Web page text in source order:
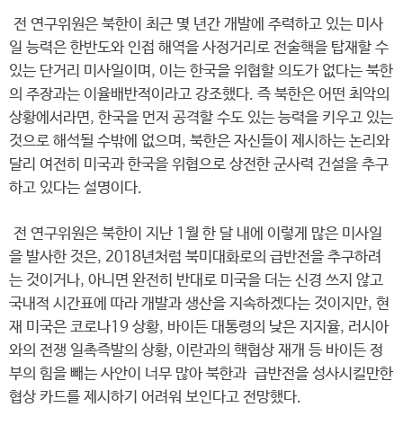
전 연구위원은 북한이 최근 몇 년간 개발에 주력하고 있는 미사
일 능력은 한반도와 인접 해역을 사정거리로 전술핵을 탑재할 수
있는 단거리 미사일이며, 이는 한국을 위협할 의도가 없다는 북한
의 주장과는 이율배반적이라고 강조했다. 즉 북한은 어떤 최악의
상황에서라면, 한국을 먼저 공격할 수도 있는 능력을 키우고 있는
것으로 해석될 수밖에 없으며, 북한은 자신들이 제시하는 논리와
달리 여전히 미국과 한국을 위협으로 상전한 군사력 건설을 추구
하고 있다는 설명이다.
전 연구위원은 북한이 지난 1월 한 달 내에 이렇게 많은 미사일
을 발사한 것은, 2018년처럼 북미대화로의 급반전을 추구하려
는 것이거나, 아니면 완전히 반대로 미국을 더는 신경 쓰지 않고
국내적 시간표에 따라 개발과 생산을 지속하겠다는 것이지만, 현
재 미국은 코로나19 상황, 바이든 대통령의 낮은 지지율, 러시아
와의 전쟁 일촉즉발의 상황, 이란과의 핵협상 재개 등 바이든 정
부의 힘을 빼는 사안이 너무 많아 북한과 급반전을 성사시킬만한
협상 카드를 제시하기 어려워 보인다고 전망했다.